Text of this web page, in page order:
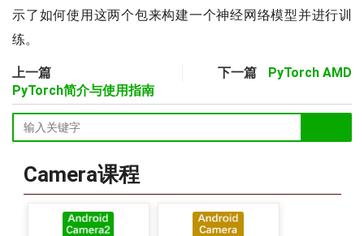
示了如何使用这两个包来构建一个神经网络模型并进行训
练。
上一篇
PyTorch简介与使用指南
下一篇 PyTorch AMD
Camera课程